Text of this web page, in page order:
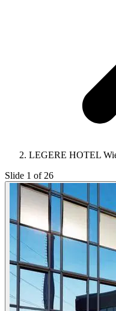
LEGERE HOTEL
Slide 1 of 26